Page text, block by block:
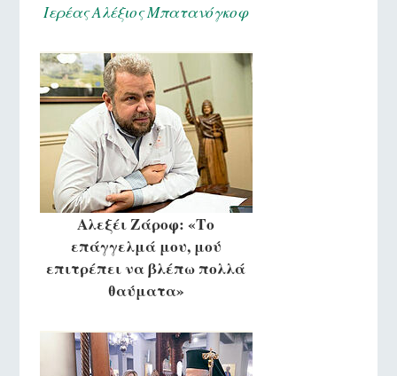
Ιερέας Αλέξιος Μπατανόγκοφ
Αλεξέι Ζάροφ: «Το
επάγγελμά μου, μού
επιτρέπει να βλέπω πολλά
θαύματα»